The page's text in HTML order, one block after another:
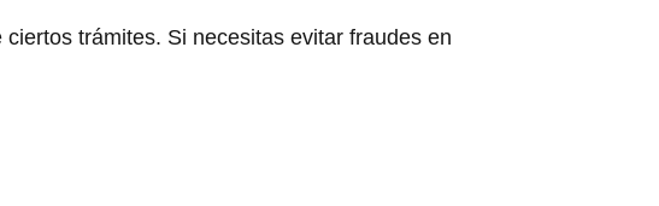
trámites. Si necesitas evitar fraudes en